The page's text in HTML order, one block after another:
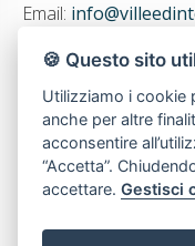
Email:
P.IVA: 05880230155
POPULAR LINKS
Home
Buy
🍪 Questo sito
Utilizziamo i cookie
anche per altre
acconsentire
“Accetta”.
accettare.Gestisci